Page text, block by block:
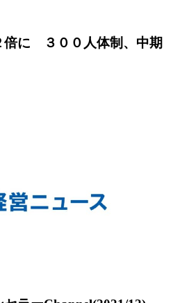
倍に ３００人体制、中期